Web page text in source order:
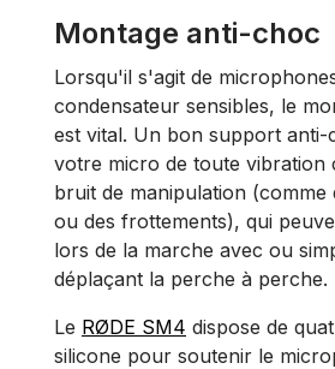
Montage anti-choc
Lorsqu'il s'agit de
condensateur sensibles, le
est vital. Un bon support anti-
votre micro de toute vibration
bruit de manipulation (comme
ou des frottements), qui
lors de la marche avec ou
déplaçant la perche à perche.
Le RØDE SM4 dispose de
silicone pour soutenir le